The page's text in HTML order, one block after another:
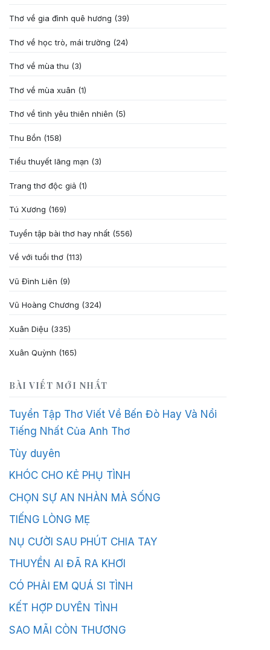
Thơ về gia đình quê hương (39)
Thơ về học trò, mái trường (24)
Thơ về mùa thu (3)
Thơ về mùa xuân (1)
Thơ về tình yêu thiên nhiên (5)
Thu Bồn (158)
Tiểu thuyết lãng mạn (3)
Trang thơ độc giả (1)
Tú Xương (169)
Tuyển tập bài thơ hay nhất (556)
Về với tuổi thơ (113)
Vũ Đình Liên (9)
Vũ Hoàng Chương (324)
Xuân Diệu (335)
Xuân Quỳnh (165)
BÀI VIẾT MỚI NHẤT
Tuyển Tập Thơ Viết Về Bến Đò Hay Và Nổi
Tiếng Nhất Của Anh Thơ
Tùy duyên
KHÓC CHO KẺ PHỤ TÌNH
CHỌN SỰ AN NHÀN MÀ SỐNG
TIẾNG LÒNG MẸ
NỤ CƯỜI SAU PHÚT CHIA TAY
THUYỀN AI ĐÃ RA KHƠI
CÓ PHẢI EM QUÁ SI TÌNH
KẾT HỢP DUYÊN TÌNH
SAO MÃI CÒN THƯƠNG